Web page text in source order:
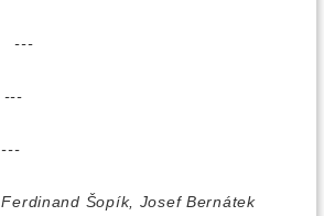
---
---
---
Ferdinand Šopík, Josef Bernátek